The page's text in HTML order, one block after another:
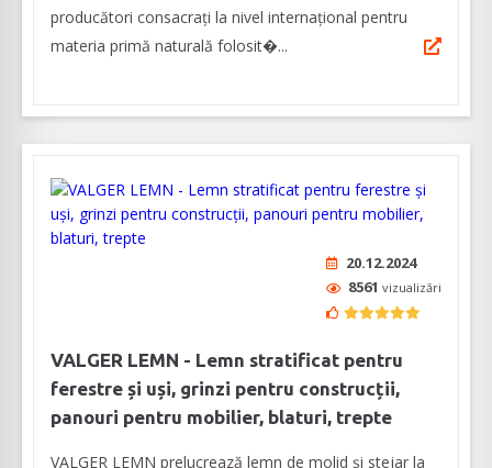
producători consacrați la nivel internațional pentru
materia primă naturală folosit�...
20.12.2024
8561 vizualizări
VALGER LEMN - Lemn stratificat pentru
ferestre și uși, grinzi pentru construcții,
panouri pentru mobilier, blaturi, trepte
VALGER LEMN prelucrează lemn de molid și stejar la